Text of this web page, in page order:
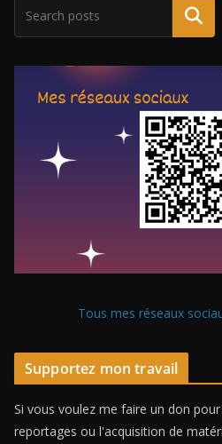
Tous mes réseaux
Supportez mon travail
Si vous voulez me faire un don
reportages ou l'acquisition de